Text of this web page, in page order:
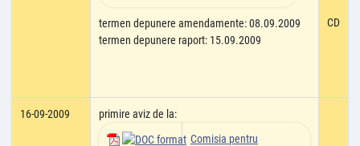
termen depunere amendamente: 08.09.2009
termen depunere raport: 15.09.2009
CD
16-09-2009
primire aviz de la:
Comisia pentru